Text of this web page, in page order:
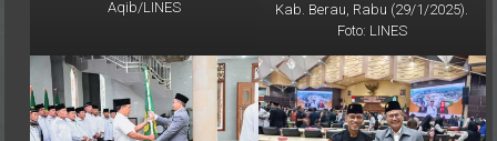
Aqib/LINES
Kab. Berau, Rabu (29/1/2025).
Foto: LINES